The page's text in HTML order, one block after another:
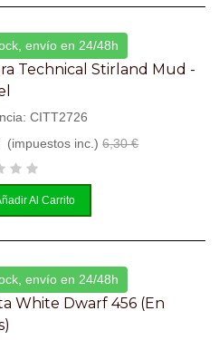
envío en 24/48h
Technical Stirland Mud -
CITT2726
(impuestos inc.) 6,30 €
Al Carrito
envío en 24/48h
White Dwarf 456 (en